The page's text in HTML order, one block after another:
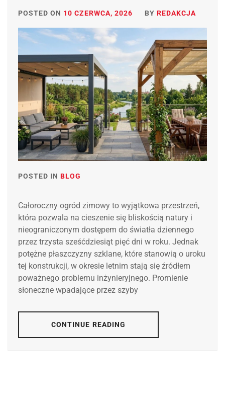
POSTED ON 10 CZERWCA, 2026 BY REDAKCJA
POSTED IN BLOG
Całoroczny ogród zimowy to wyjątkowa przestrzeń,
która pozwala na cieszenie się bliskością natury i
nieograniczonym dostępem do światła dziennego
przez trzysta sześćdziesiąt pięć dni w roku. Jednak
potężne płaszczyzny szklane, które stanowią o uroku
tej konstrukcji, w okresie letnim stają się źródłem
poważnego problemu inżynieryjnego. Promienie
słoneczne wpadające przez szyby
CONTINUE READING